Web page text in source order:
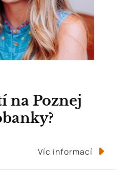
na Poznej
Víc informací